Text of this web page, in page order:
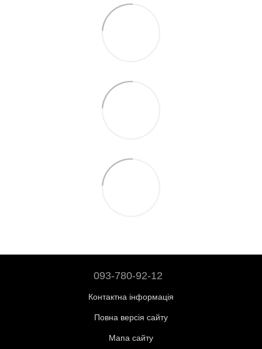
093-780-92-12
Контактна інформація
Повна версія сайту
Мапа сайту